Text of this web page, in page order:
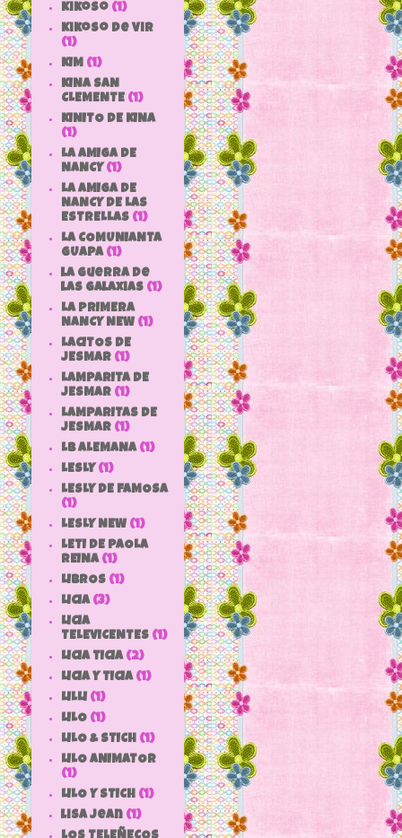
Kikoso (1)
Kikoso de Vir
(1)
KIM (1)
KINA SAN
CLEMENTE (1)
KINITO DE KINA
(1)
LA AMIGA DE
NANCY (1)
LA AMIGA DE
NANCY DE LAS
ESTRELLAS (1)
LA COMUNIANTA
GUAPA (1)
la guerra de
las galaxias (1)
LA PRIMERA
NANCY NEW (1)
LACITOS DE
JESMAR (1)
LAMPARITA DE
JESMAR (1)
LAMPARITAS DE
JESMAR (1)
LB ALEMANA (1)
LESLY (1)
LESLY DE FAMOSA
(1)
LESLY NEW (1)
LETI DE PAOLA
REINA (1)
LIBROS (1)
LICIA (3)
LICIA
TELEVICENTES (1)
LICIA TICIA (2)
LICIA Y TICIA (1)
LILLI (1)
LILO (1)
LILO & STICH (1)
LILO ANIMATOR
(1)
LILO Y STICH (1)
lisa jean (1)